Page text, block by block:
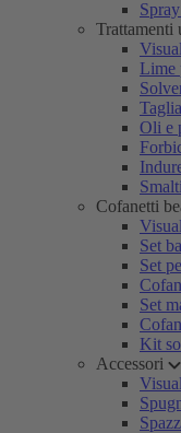
Trattamenti
Lime
Oli e
Smalti
Cofanetti
Set
Set
Set
Kit
Accessori